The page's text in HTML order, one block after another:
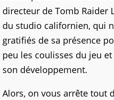
directeur de Tomb Raider
du studio californien, qui
gratifiés de sa présence
peu les coulisses du jeu
son développement.
Alors, on vous arrête tout